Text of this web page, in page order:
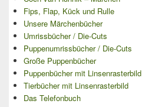
Fips, Flap, Kück und Rulle
Unsere Märchenbücher
Umrissbücher / Die-Cuts
Puppenumrissbücher / Die-Cuts
Große Puppenbücher
Puppenbücher mit Linsenrasterbild
Tierbücher mit Linsenrasterbild
Das Telefonbuch